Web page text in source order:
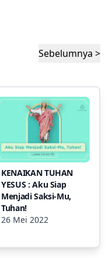
Sebelumnya >
KENAIKAN TUHAN
YESUS : Aku Siap
Menjadi Saksi-Mu,
Tuhan!
26 Mei 2022